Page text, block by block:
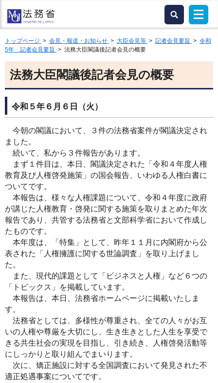
トップページ > 会見・報道・お知らせ > 大臣会見等 > 記者会見要旨 > 令和
5年 記者会見要旨 > 法務大臣閣議後記者会見の概要
法務大臣閣議後記者会見の概要
令和５年６月６日（火）
今朝の閣議において、３件の法務省案件が閣議決定され
ました。
続いて、私から３件報告があります。
まず１件目は、本日、閣議決定された「令和４年度人権
教育及び人権啓発施策」の国会報告、いわゆる人権白書に
ついてです。
本報告は、様々な人権課題について、令和４年度に政府
が講じた人権教育・啓発に関する施策を取りまとめた年次
報告であり、共管する法務省と文部科学省において作成し
たものです。
本年度は、「特集」として、昨年１１月に内閣府から公
表された「人権擁護に関する世論調査」を取り上げまし
た。
また、現代的課題として「ビジネスと人権」など６つの
「トピックス」を掲載しています。
本報告は、本日、法務省ホームページに掲載いたしま
す。
法務省としては、多様性が尊重され、全ての人々がお互
いの人権や尊厳を大切にし、生き生きとした人生を享受で
きる共生社会の実現を目指し、引き続き、人権啓発活動等
にしっかりと取り組んでまいります。
次に、矯正施設に対する全国調査において発見された不
適正処遇事案についてです。